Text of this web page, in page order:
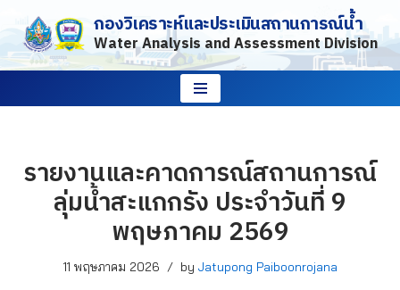
Skip
to
กองวิเคราะห์และประเมินสถานการณ์น้ำ
Water Analysis and Assessment Division
รายงานและคาดการณ์สถานการณ์
ลุ่มน้ำสะแกกรัง ประจำวันที่ 9
พฤษภาคม 2569
11 พฤษภาคม 2026 by Jatupong Paiboonrojana